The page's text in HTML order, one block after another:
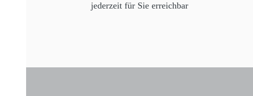
jederzeit für Sie erreichbar